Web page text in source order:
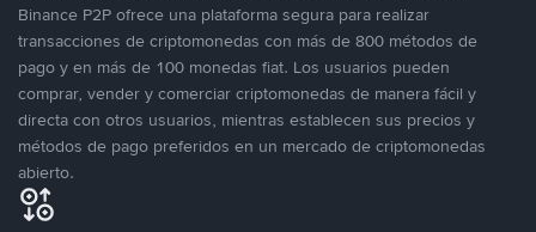
Binance P2P ofrece una plataforma segura para realizar
transacciones de criptomonedas con más de 800 métodos de
pago y en más de 100 monedas fiat. Los usuarios pueden
comprar, vender y comerciar criptomonedas de manera fácil y
directa con otros usuarios, mientras establecen sus precios y
métodos de pago preferidos en un mercado de criptomonedas
abierto.